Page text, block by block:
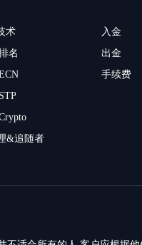
术
名
&追随者
入金
出金
手续费